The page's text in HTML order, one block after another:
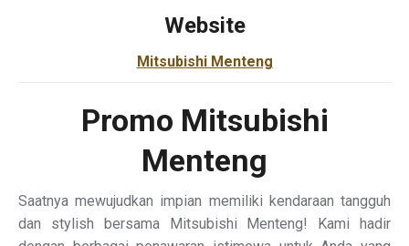
Website
Mitsubishi Menteng
Promo Mitsubishi
Menteng
Saatnya mewujudkan impian memiliki kendaraan tangguh
dan stylish bersama Mitsubishi Menteng! Kami hadir